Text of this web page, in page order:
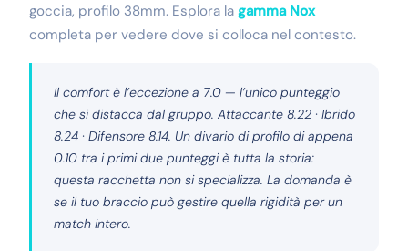
goccia, profilo 38mm. Esplora la gamma Nox
completa per vedere dove si colloca nel contesto.
Il comfort è l’eccezione a 7.0 — l’unico punteggio
che si distacca dal gruppo. Attaccante 8.22 · Ibrido
8.24 · Difensore 8.14. Un divario di profilo di appena
0.10 tra i primi due punteggi è tutta la storia:
questa racchetta non si specializza. La domanda è
se il tuo braccio può gestire quella rigidità per un
match intero.